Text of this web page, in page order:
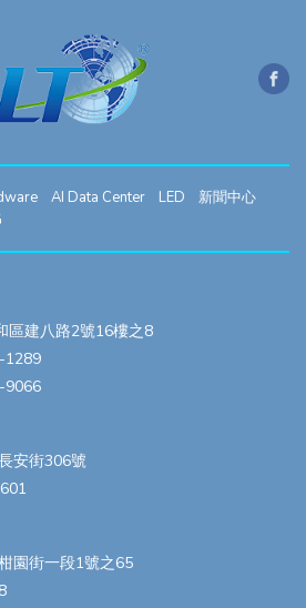
AI Data Center LED
新聞中心
區建八路2號16樓之8
1289
9066
安街306號
園街一段1號之65